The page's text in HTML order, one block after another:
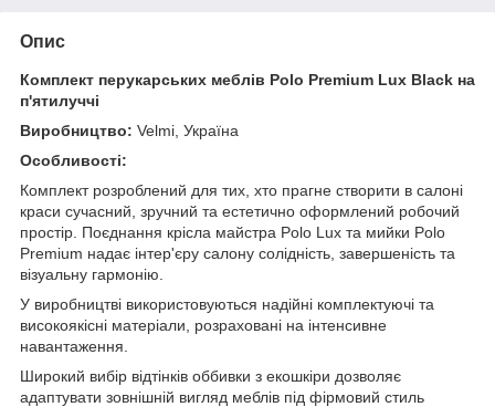
Опис
Комплект перукарських меблів Polo Premium Lux Black на
п'ятилуччі
Виробництво: Velmi, Україна
Особливості:
Комплект розроблений для тих, хто прагне створити в салоні
краси сучасний, зручний та естетично оформлений робочий
простір. Поєднання крісла майстра Polo Lux та мийки Polo
Premium надає інтер'єру салону солідність, завершеність та
візуальну гармонію.
У виробництві використовуються надійні комплектуючі та
високоякісні матеріали, розраховані на інтенсивне
навантаження.
Широкий вибір відтінків оббивки з екошкіри дозволяє
адаптувати зовнішній вигляд меблів під фірмовий стиль